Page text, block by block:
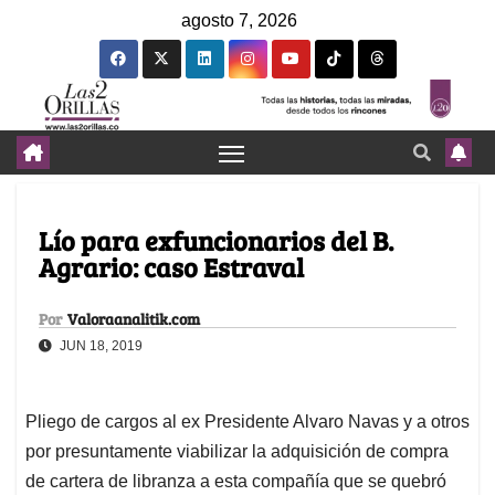
agosto 7, 2026
Lío para exfuncionarios del B.
Agrario: caso Estraval
Por Valoraanalitik.com
JUN 18, 2019
Pliego de cargos al ex Presidente Alvaro Navas y a otros
por presuntamente viabilizar la adquisición de compra
de cartera de libranza a esta compañía que se quebró